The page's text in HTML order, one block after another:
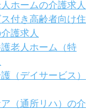
ホームの介護求人
付き高齢者向け住
護求人
老人ホーム（特
（デイサービス）
（通所リハ）の介